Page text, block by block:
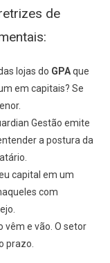
de
lojas do GPAque
em capitais? Se
Gestão emite
a postura da
capital em um
com
vêm e vão. O setor
prazo.